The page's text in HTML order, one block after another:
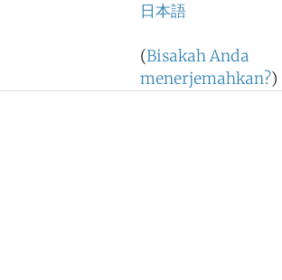
日本語
(Bisakah Anda
menerjemahkan?)